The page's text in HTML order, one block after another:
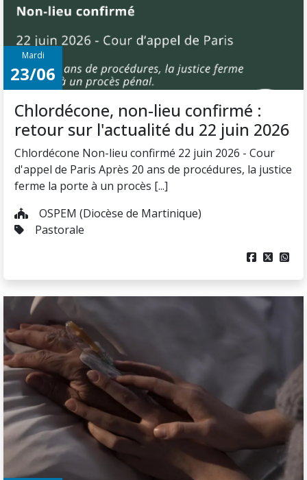
Mardi
23/06
Chlordécone, non-lieu confirmé :
retour sur l'actualité du 22 juin 2026
Chlordécone Non-lieu confirmé 22 juin 2026 - Cour
d'appel de Paris Après 20 ans de procédures, la justice
ferme la porte à un procès [...]
OSPEM (Diocèse de Martinique)
Pastorale
  